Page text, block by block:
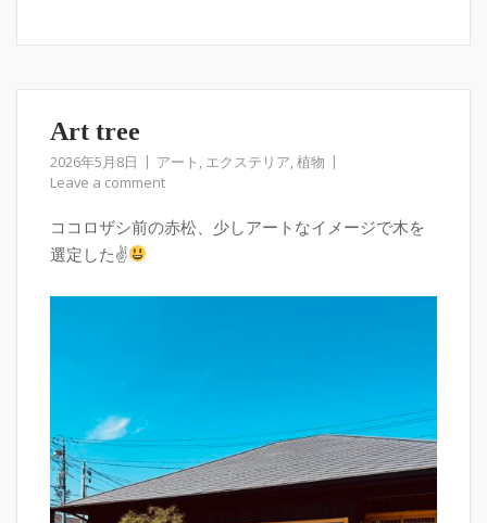
Art tree
2026年5月8日 アート , エクステリア,植物
Leave a comment
ココロザシ前の赤松、少しアートなイメージで木を
選定した✌